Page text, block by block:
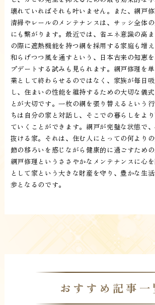
壊れていればそれも叶いません。また、網戸
清掃やレールのメンテナンスは、サッシ全体
にも繋がります。最近では、省エネ意識の高
の際に遮熱機能を持つ網を採用する家庭も増
和らげつつ風を通すという、日本古来の知恵
プデートする試みも見られます。網戸修理を
業として終わらせるのではなく、家族が毎日
し、住まいの性能を維持するための大切な儀
とが大切です。一枚の網を張り替えるという
ちは自分の家と対話し、そこでの暮らしをよ
ていくことができます。網戸が完璧な状態で
抜ける家。それは、住む人にとっての何より
節の移ろいを感じながら健康的に過ごすための
網戸修理というささやかなメンテナンスに心
として家という大きな財産を守り、豊かな生
歩となるのです。
おすすめ記事一